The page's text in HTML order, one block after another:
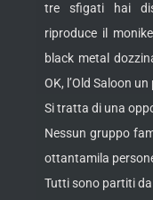
tre sfigati hai
riproduce il
black metal
OK, l’Old Saloon
Si tratta di una
Nessun gruppo
ottantamila
Tutti sono partiti da